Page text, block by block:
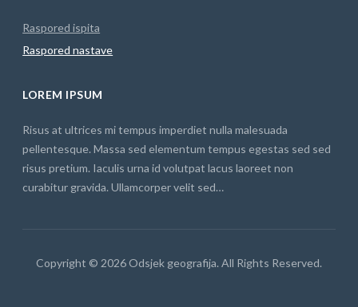
Raspored ispita
Raspored nastave
LOREM IPSUM
Risus at ultrices mi tempus imperdiet nulla malesuada
pellentesque. Massa sed elementum tempus egestas sed sed
risus pretium. Iaculis urna id volutpat lacus laoreet non
curabitur gravida. Ullamcorper velit sed…
Copyright © 2026 Odsjek geografija. All Rights Reserved.